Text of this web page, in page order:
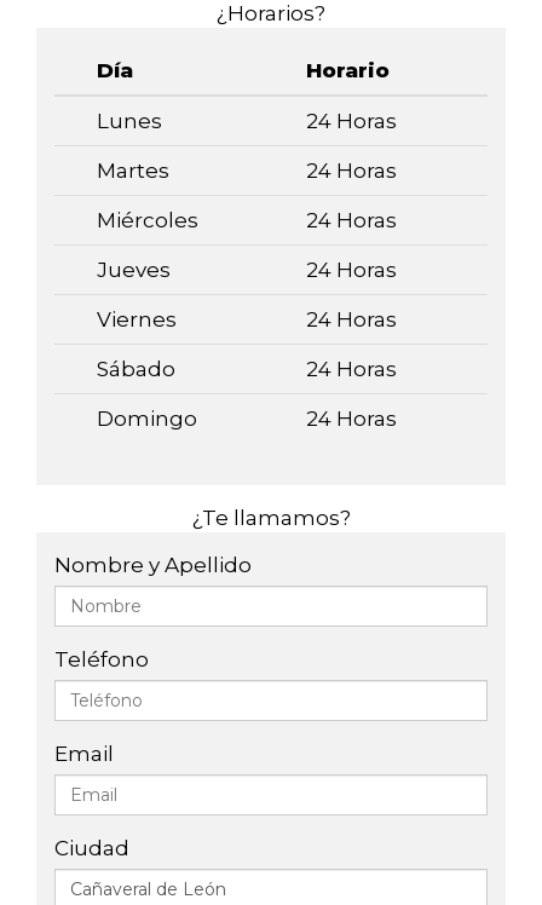
¿Horarios?
Día Horario
Lunes 24 Horas
Martes 24 Horas
Miércoles 24 Horas
Jueves 24 Horas
Viernes 24 Horas
Sábado 24 Horas
Domingo 24 Horas
¿Te llamamos?
Nombre y Apellido
Teléfono
Email
Ciudad